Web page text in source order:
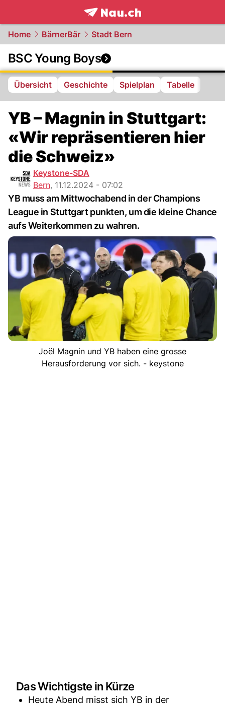
frontpage.NAU.ch
Home BärnerBär Stadt Bern
BSC Young Boys
Übersicht Geschichte Spielplan Tabelle
YB – Magnin in Stuttgart:
«Wir repräsentieren hier
die Schweiz»
Keystone-SDA
Bern, 11.12.2024 - 07:02
YB muss am Mittwochabend in der Champions
League in Stuttgart punkten, um die kleine Chance
aufs Weiterkommen zu wahren.
Joël Magnin und YB haben eine grosse
Herausforderung vor sich. - keystone
Das Wichtigste in Kürze
Heute Abend misst sich YB in der